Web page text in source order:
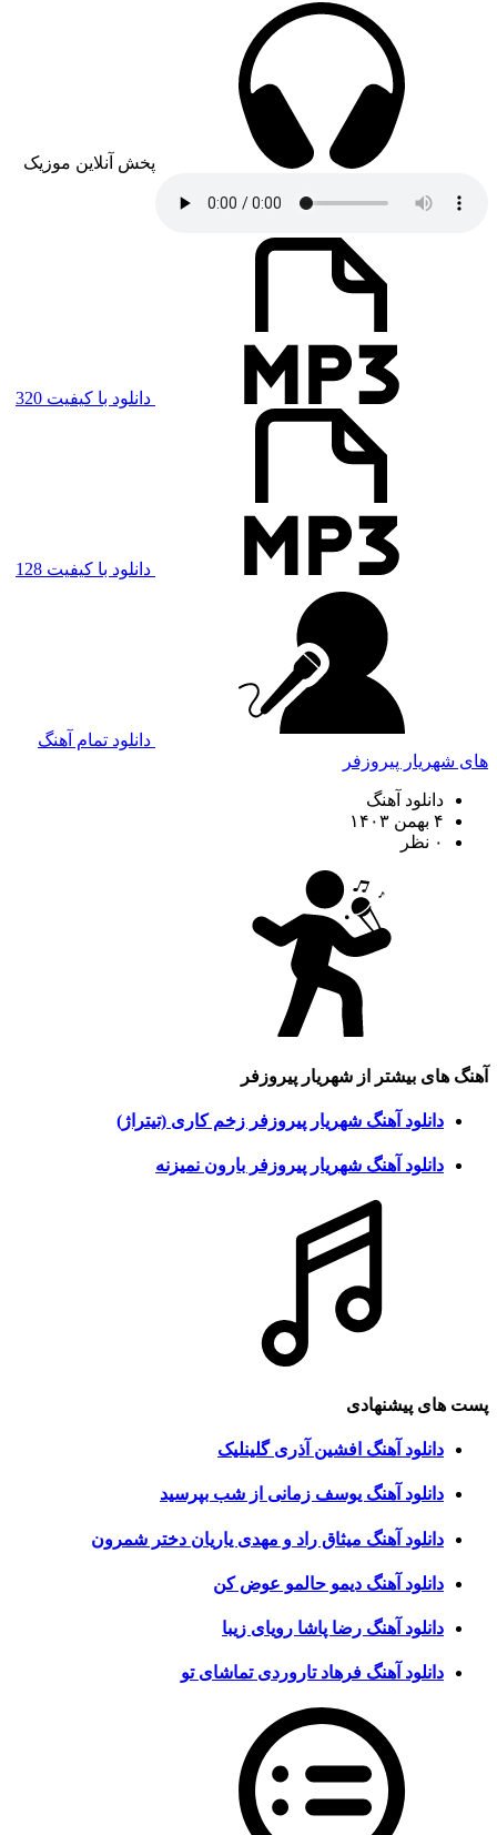
پخش آنلاین موزیک
دانلود با کیفیت 320
دانلود با کیفیت 128
دانلود تمام آهنگ
های شهریار پیروزفر
دانلود آهنگ
۴ بهمن ۱۴۰۳
۰ نظر
آهنگ های بیشتر از شهریار پیروزفر
دانلود آهنگ شهریار پیروزفر زخم کاری (تیتراژ)
دانلود آهنگ شهریار پیروزفر بارون نمیزنه
پست های پیشنهادی
دانلود آهنگ افشین آذری گلینلیک
دانلود آهنگ یوسف زمانی از شب بپرسید
دانلود آهنگ میثاق راد و مهدی یاریان دختر شمرون
دانلود آهنگ دیمو حالمو عوض کن
دانلود آهنگ رضا پاشا رویای زیبا
دانلود آهنگ فرهاد تاروردی تماشای تو